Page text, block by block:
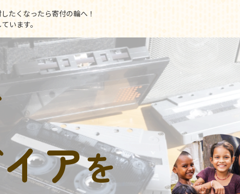
たくなったら寄付の輪へ！
います。
アを